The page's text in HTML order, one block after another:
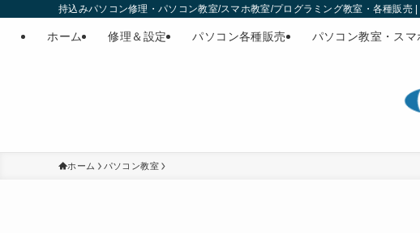
持込みパソコン修理・パソコン教室/スマホ教室/プログラミング教室・各種販売 |
ホーム 修理＆設定 パソコン各種販売 パソコン教室・スマ
ホーム パソコン教室